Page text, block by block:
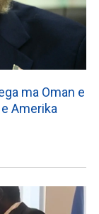
ma Oman e
Amerika